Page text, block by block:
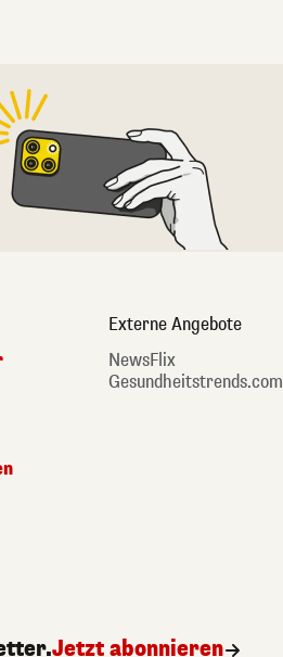
Externe Angebote
NewsFlix
Gesundheitstrends.com
Jetzt abonnieren